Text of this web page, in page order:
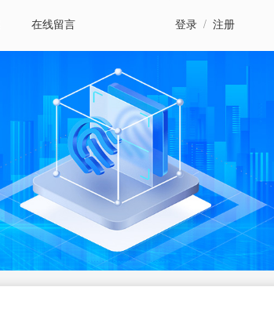
在线留言 登录 / 注册